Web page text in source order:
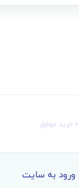
ورود به سایت